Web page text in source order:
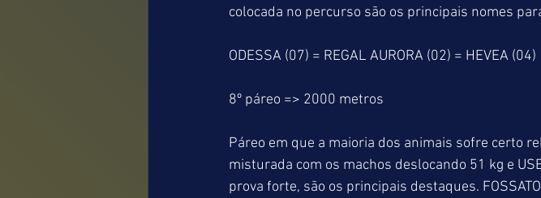
colocada no percurso são os principais nomes
ODESSA (07) = REGAL AURORA (02) = HEVEA (04)
8º páreo => 2000 metros
Páreo em que a maioria dos animais sofre certo
misturada com os machos deslocando 51 kg e
prova forte, são os principais destaques.